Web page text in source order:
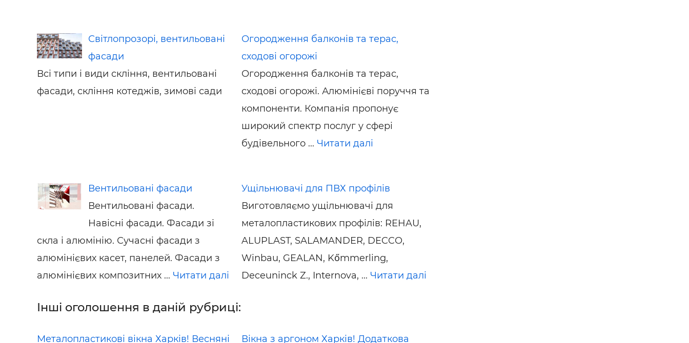
Світлопрозорі, вентильовані
фасади
Всі типи і види скління, вентильовані
фасади, скління котеджів, зимові сади
Огородження балконів та терас,
сходові огорожі
Огородження балконів та терас,
сходові огорожі. Алюмінієві поруччя та
компоненти. Компанія пропонує
широкий спектр послуг у сфері
будівельного ... Читати далі
Вентильовані фасади
Вентильовані фасади.
Навісні фасади. Фасади зі
скла і алюмінію. Сучасні фасади з
алюмінієвих касет, панелей. Фасади з
алюмінієвих композитних ... Читати далі
Ущільнювачі для ПВХ профілів
Виготовляємо ущільнювачі для
металопластикових профілів: REHAU,
ALUPLAST, SALAMANDER, DECCO,
Winbau, GEALAN, Kőmmerling,
Deceuninck Z., Internova, ... Читати далі
Інші оголошення в даній рубриці:
Металопластикові вікна Харків! Весняні
Вікна з аргоном Харків! Додаткова